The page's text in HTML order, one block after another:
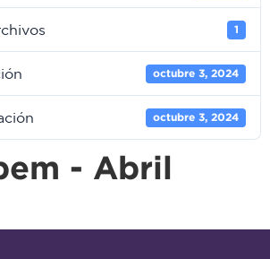
1
octubre 3, 2024
octubre 3, 2024
- Abril